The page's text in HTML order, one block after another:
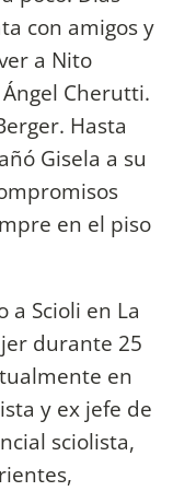
con amigos y
a Nito
Cherutti.
Hasta
Gisela a su
en el piso
a Scioli en La
durante 25
en
y ex jefe de
sciolista,